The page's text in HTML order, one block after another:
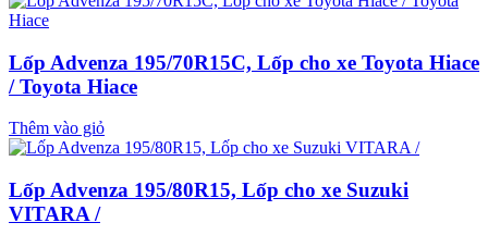
Lốp Advenza 195/70R15C, Lốp cho xe Toyota Hiace
/ Toyota Hiace
Thêm vào giỏ
Lốp Advenza 195/80R15, Lốp cho xe Suzuki
VITARA /